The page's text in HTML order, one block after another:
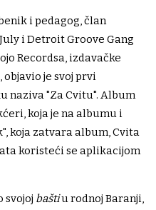
i pedagog, član
i Detroit Groove Gang
Recordsa, izdavačke
objavio je svoj prvi
naziva "Za Cvitu". Album
koja je na albumu i
koja zatvara album, Cvita
koristeći se aplikacijom
svojoj baštiu rodnoj Baranji,